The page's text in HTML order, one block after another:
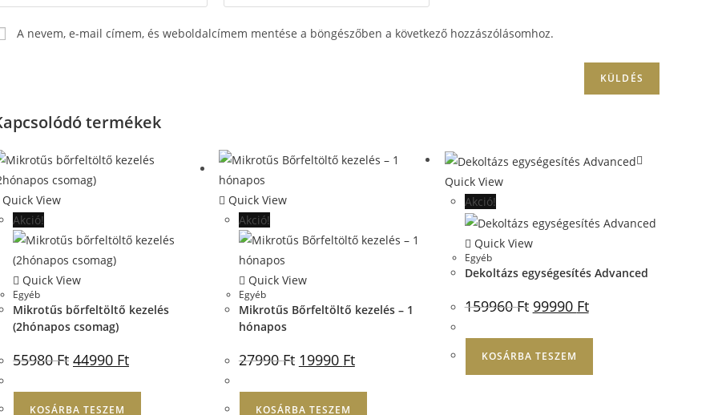
A nevem, e-mail címem, és weboldalcímem mentése a böngészőben a következő hozzászólásomhoz.
termékek
Quick View
Akció!
Quick View
Egyéb
Mikrotűs bőrfeltöltő kezelés
(2hónapos csomag)
55980Ft 44990 Ft
KOSÁRBA TESZEM
Quick View
Akció!
Quick View
Egyéb
Mikrotűs Bőrfeltöltő kezelés – 1
hónapos
27990Ft 19990 Ft
KOSÁRBA TESZEM
Quick View
Akció!
Quick View
Egyéb
Dekoltázs egységesítés Advanced
159960Ft 99990 Ft
KOSÁRBA TESZEM